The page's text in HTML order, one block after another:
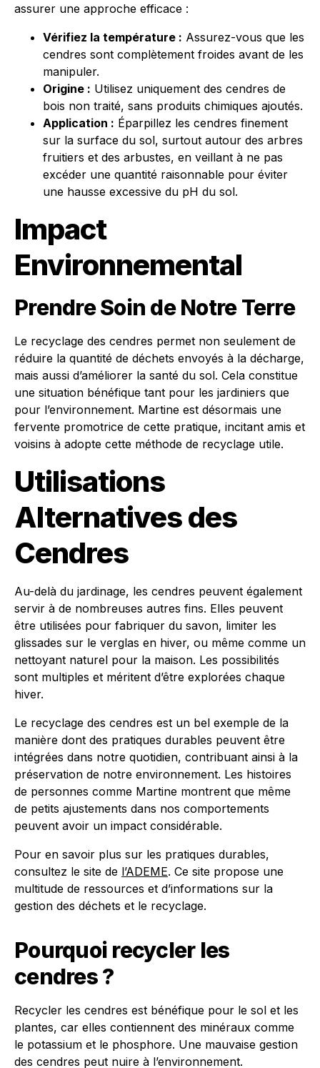
assurer une approche efficace :
Vérifiez la température : Assurez-vous que les
cendres sont complètement froides avant de les
manipuler.
Origine : Utilisez uniquement des cendres de
bois non traité, sans produits chimiques ajoutés.
Application : Éparpillez les cendres finement
sur la surface du sol, surtout autour des arbres
fruitiers et des arbustes, en veillant à ne pas
excéder une quantité raisonnable pour éviter
une hausse excessive du pH du sol.
Impact
Environnemental
Prendre Soin de Notre Terre
Le recyclage des cendres permet non seulement de
réduire la quantité de déchets envoyés à la décharge,
mais aussi d’améliorer la santé du sol. Cela constitue
une situation bénéfique tant pour les jardiniers que
pour l’environnement. Martine est désormais une
fervente promotrice de cette pratique, incitant amis et
voisins à adopte cette méthode de recyclage utile.
Utilisations
Alternatives des
Cendres
Au-delà du jardinage, les cendres peuvent également
servir à de nombreuses autres fins. Elles peuvent
être utilisées pour fabriquer du savon, limiter les
glissades sur le verglas en hiver, ou même comme un
nettoyant naturel pour la maison. Les possibilités
sont multiples et méritent d’être explorées chaque
hiver.
Le recyclage des cendres est un bel exemple de la
manière dont des pratiques durables peuvent être
intégrées dans notre quotidien, contribuant ainsi à la
préservation de notre environnement. Les histoires
de personnes comme Martine montrent que même
de petits ajustements dans nos comportements
peuvent avoir un impact considérable.
Pour en savoir plus sur les pratiques durables,
consultez le site de l’ADEME. Ce site propose une
multitude de ressources et d’informations sur la
gestion des déchets et le recyclage.
Pourquoi recycler les
cendres ?
Recycler les cendres est bénéfique pour le sol et les
plantes, car elles contiennent des minéraux comme
le potassium et le phosphore. Une mauvaise gestion
des cendres peut nuire à l’environnement.